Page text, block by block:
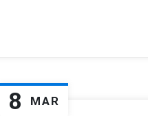
8 MAR